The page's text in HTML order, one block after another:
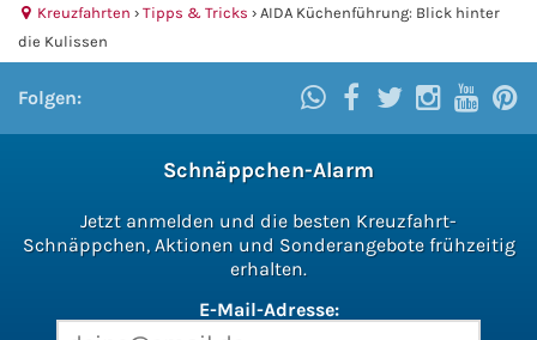
Kreuzfahrt gewinnen
Reiseversicherungen
Kreuzfahrt-Themen
Kreuzfahrt buchen
Kreuzfahrten › Tipps & Tricks › AIDA Küchenführung: Blick hinter
die Kulissen
Folgen:
Schnäppchen-Alarm
Jetzt anmelden und die besten Kreuzfahrt-
Schnäppchen, Aktionen und Sonderangebote frühzeitig
erhalten.
E-Mail-Adresse: